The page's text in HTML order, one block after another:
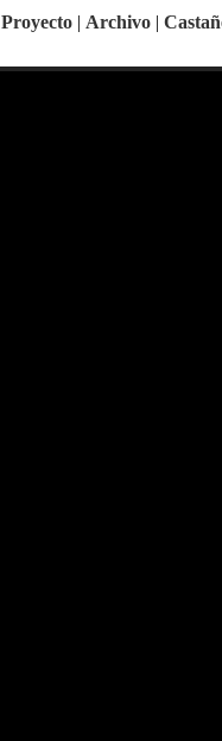
Proyecto | Archivo |